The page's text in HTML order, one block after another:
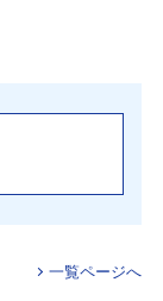
一覧ページへ